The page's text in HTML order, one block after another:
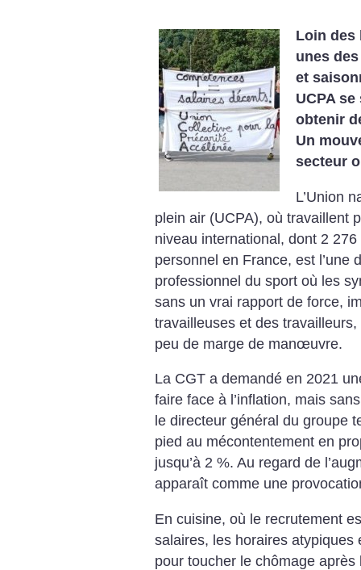
Loin des
unes
et
UCPA
obtenir
Un
secteur
L’Union
plein air (UCPA), où travaillent
niveau international, dont 2
personnel en France, est l’une
professionnel du sport où les
sans un vrai rapport de force,
travailleuses et des
peu de marge de manœuvre.
La CGT a demandé en 2021
faire face à l’inflation, mais
le directeur général du groupe
pied au mécontentement en
jusqu’à 2 %. Au regard de
apparaît comme une
En cuisine, où le recrutement
salaires, les horaires
pour toucher le chômage après